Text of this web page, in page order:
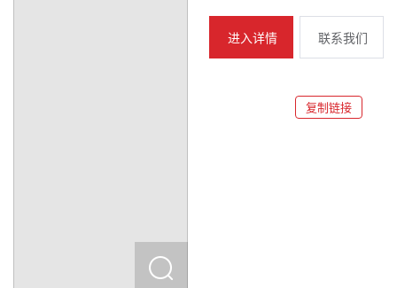
进入详情 联系我们
复制链接